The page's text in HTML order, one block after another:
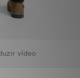
vídeo